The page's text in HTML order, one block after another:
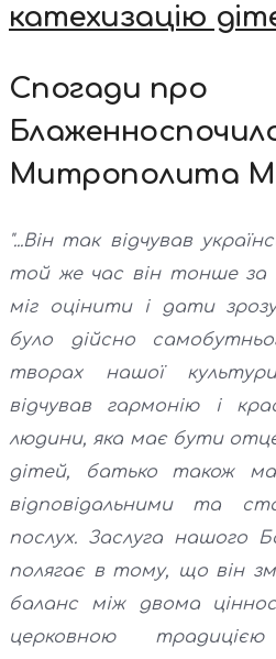
катехизацію
Спогади про
Митрополита
"...Він так відчував
той же час він тонше за
міг оцінити і дати
було дійсно
творах нашої
відчував гармонію і
людини, яка має бути
дітей, батько також
відповідальними та
послух. Заслуга нашого
полягає в тому, що він
баланс між двома
церковною